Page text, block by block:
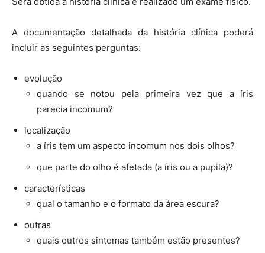
A documentação detalhada da história clínica poderá
incluir as seguintes perguntas:
evolução
quando se notou pela primeira vez que a íris
parecia incomum?
localização
a íris tem um aspecto incomum nos dois olhos?
que parte do olho é afetada (a íris ou a pupila)?
características
qual o tamanho e o formato da área escura?
outras
quais outros sintomas também estão presentes?